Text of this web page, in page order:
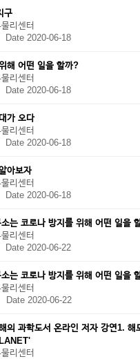
구
리센터
Date 2020-06-18
해 어떤 일을 할까?
리센터
Date 2020-06-18
가 오다
리센터
Date 2020-06-18
아보자
리센터
Date 2020-06-18
는 코로나 방지를 위해 어떤 일을
리센터
Date 2020-06-22
는 코로나 방지를 위해 어떤 일을
리센터
Date 2020-06-22
의 과학도서 온라인 저자 강연1. 해
리센터